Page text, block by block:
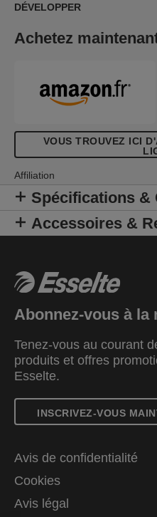
DÉVELOPPER
Achetez
VOUS TROUVEZ ICI
Affiliation
Spécifications &
Accessoires &
Abonnez-vous à la
Tenez-vous au courant
produits et offres
Esselte.
INSCRIVEZ-VOUS
Avis de confidentialité
Cookies
Avis légal